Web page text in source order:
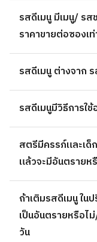
รสดีเมนู มีเมนู/ รสชาติอะไร
ราคาขายต่อซองเท่
รสดีเมนู ต่างจาก
รสดีเมนูมีวิธีการใช้
สตรีมีครรภ์และเด็
แล้วจะมีอันตรายห
ถ้าเติมรสดีเมนู ใน
เป็นอันตรายหรือไ
วัน